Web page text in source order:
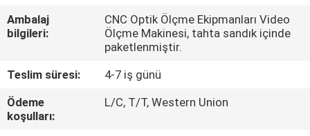
KALITE
BIZE
ULAŞIN
Ambalaj
bilgileri:
CNC Optik Ölçme Ekipmanları Video
Ölçme Makinesi, tahta sandık içinde
paketlenmiştir.
Teslim süresi:
4-7 iş günü
Ödeme
koşulları:
L/C, T/T, Western Union